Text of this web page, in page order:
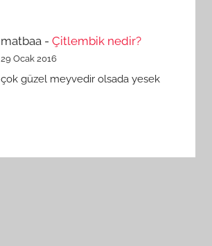
matbaa- Çitlembik nedir?
29 Ocak 2016
çok güzel meyvedir olsada yesek